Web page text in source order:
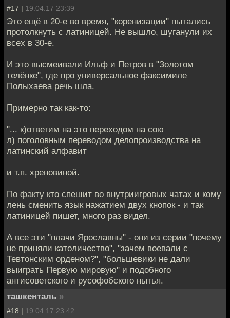
#17 | 19.04.17 23:39
Это ещё в 20-е во время, "коренизации" пытались
протолкнуть с латиницей. Не вышло, шуганули их
всех в 30-е.
И это высмеивали Ильф и Петров в "Золотом
телёнке", где про универсальное факсимиле
Полыхаева речь шла.
Примерно так как-то:
"... к)ответим на это переходом на сою
л) поголовным переводом делопроизводства на
латинский алфавит
и т.п. хреновиной.
По факту кто спешит во внутриигровых чатах и кому
лень сменить язык нажатием двух кнопок - и так
латиницей пишет, много раз видел.
А все эти "плачи Ярославны" - они из серии "почему
не приняли католичество", "зачем воевали с
Тевтонским орденом?", "большевики не дали
выиграть Первую мировую" и подобного
антисоветского и русофобского нытья.
ташкенталь »
#18 | 19.04.17 23:42